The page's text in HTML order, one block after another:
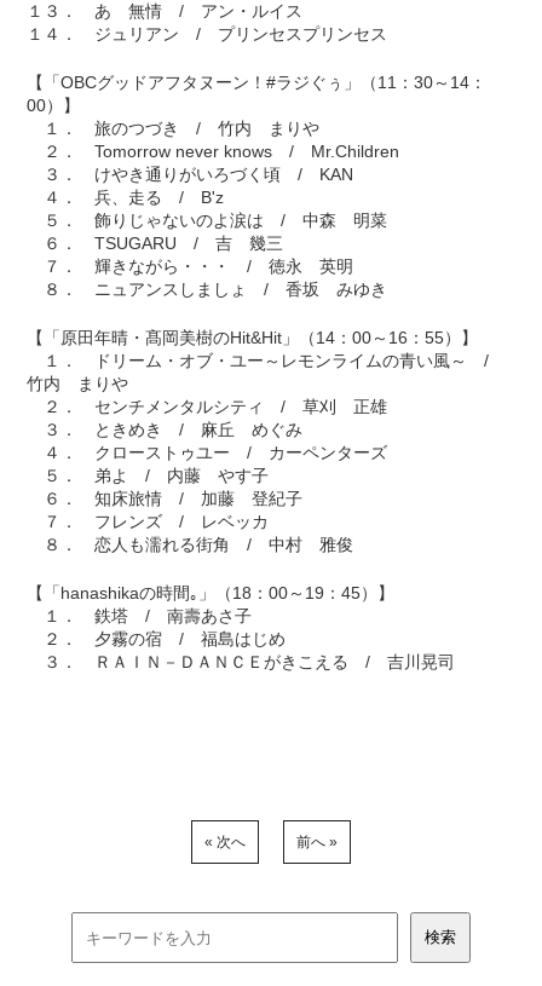
１３． あゝ無情 / アン・ルイス
１４． ジュリアン / プリンセスプリンセス
【「OBCグッドアフタヌーン！#ラジぐぅ」（11：30～14：
00）】
１． 旅のつづき / 竹内 まりや
２． Tomorrow never knows / Mr.Children
３． けやき通りがいろづく頃 / KAN
４． 兵、走る / B'z
５． 飾りじゃないのよ涙は / 中森 明菜
６． TSUGARU / 吉 幾三
７． 輝きながら・・・ / 徳永 英明
８． ニュアンスしましょ / 香坂 みゆき
【「原田年晴・髙岡美樹のHit&Hit」（14：00～16：55）】
１． ドリーム・オブ・ユー～レモンライムの青い風～ /
竹内 まりや
２． センチメンタルシティ / 草刈 正雄
３． ときめき / 麻丘 めぐみ
４． クローストゥユー / カーペンターズ
５． 弟よ / 内藤 やす子
６． 知床旅情 / 加藤 登紀子
７． フレンズ / レベッカ
８． 恋人も濡れる街角 / 中村 雅俊
【「hanashikaの時間｡」（18：00～19：45）】
１． 鉄塔 / 南壽あさ子
２． 夕霧の宿 / 福島はじめ
３． ＲＡＩＮ－ＤＡＮＣＥがきこえる / 吉川晃司
« 次へ 前へ »